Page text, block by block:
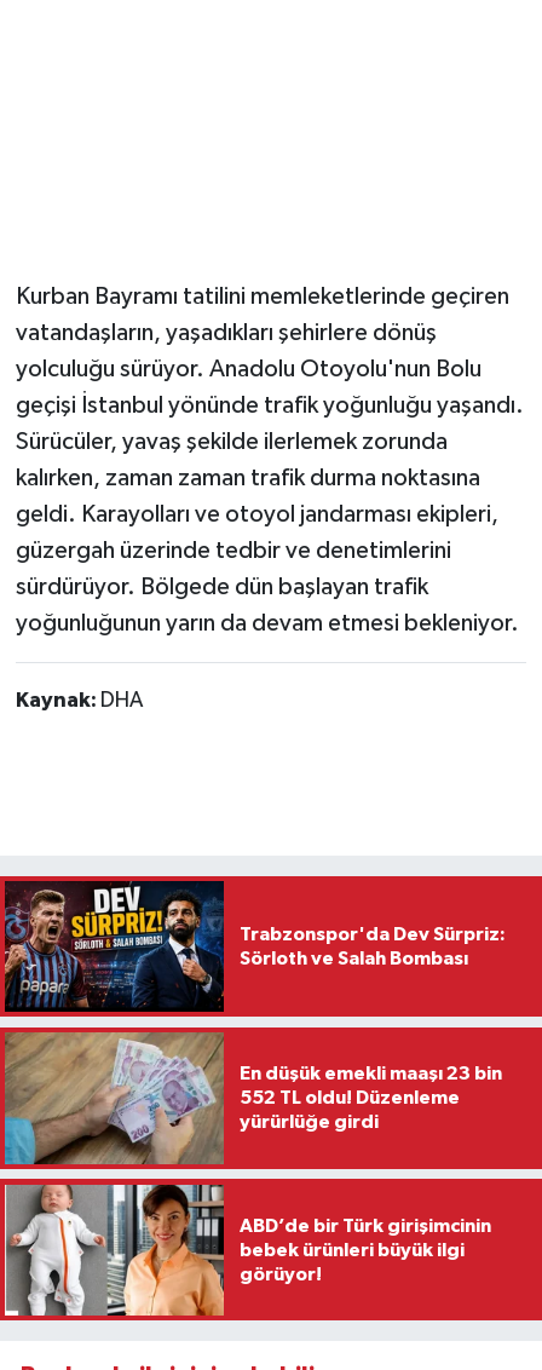
Kurban Bayramı tatilini memleketlerinde geçiren
vatandaşların, yaşadıkları şehirlere dönüş
yolculuğu sürüyor. Anadolu Otoyolu'nun Bolu
geçişi İstanbul yönünde trafik yoğunluğu yaşandı.
Sürücüler, yavaş şekilde ilerlemek zorunda
kalırken, zaman zaman trafik durma noktasına
geldi. Karayolları ve otoyol jandarması ekipleri,
güzergah üzerinde tedbir ve denetimlerini
sürdürüyor. Bölgede dün başlayan trafik
yoğunluğunun yarın da devam etmesi bekleniyor.
Kaynak: DHA
Trabzonspor'da Dev Sürpriz:
Sörloth ve Salah Bombası
En düşük emekli maaşı 23 bin
552 TL oldu! Düzenleme
yürürlüğe girdi
ABD’de bir Türk girişimcinin
bebek ürünleri büyük ilgi
görüyor!